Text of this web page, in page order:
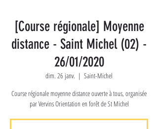
[Course régionale] Moyenne
distance - Saint Michel (02) -
26/01/2020
dim. 26 janv.
  |
Saint-Michel
Course régionale moyenne distance ouverte à tous, organisée
par Vervins Orientation en forêt de St Michel